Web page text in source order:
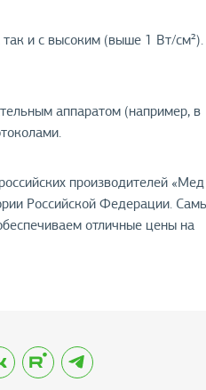
так и с высоким (выше 1 Вт/
аппаратом (например, в
производителей
Российской Федерации.
отличные цены на